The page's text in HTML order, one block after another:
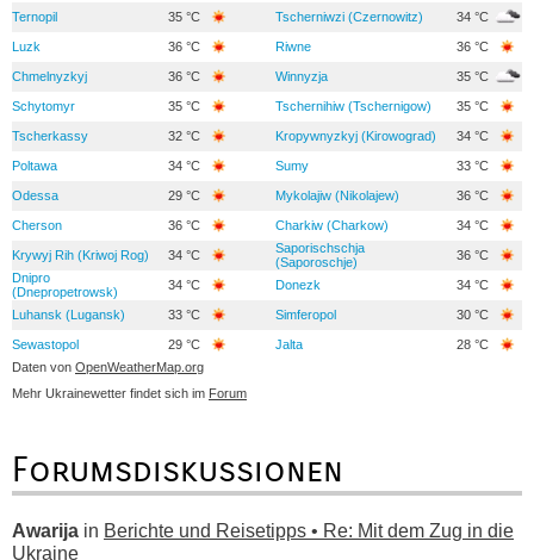
Ternopil 35 °C Tscherniwzi (Czernowitz) 34 °C
Luzk 36 °C Riwne 36 °C
Chmelnyzkyj 36 °C Winnyzja 35 °C
Schytomyr 35 °C Tschernihiw (Tschernigow) 35 °C
Tscherkassy 32 °C Kropywnyzkyj (Kirowograd) 34 °C
Poltawa 34 °C Sumy 33 °C
Odessa 29 °C Mykolajiw (Nikolajew) 36 °C
Cherson 36 °C Charkiw (Charkow) 34 °C
Krywyj Rih (Kriwoj Rog) 34 °C
Saporischschja
(Saporoschje)
36 °C
Dnipro
(Dnepropetrowsk)
34 °C Donezk 34 °C
Luhansk (Lugansk) 33 °C Simferopol 30 °C
Sewastopol 29 °C Jalta
28 °C
Daten von OpenWeatherMap.org
Mehr Ukrainewetter findet sich im Forum
Forumsdiskussionen
Awarija in Berichte und Reisetipps • Re: Mit dem Zug in die
Ukraine